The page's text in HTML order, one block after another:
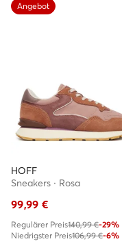
Angebot
HOFF
Sneakers · Rosa
99,99 €
Regulärer Preis140,99 €-29%
Niedrigster Preis106,99 €-6%